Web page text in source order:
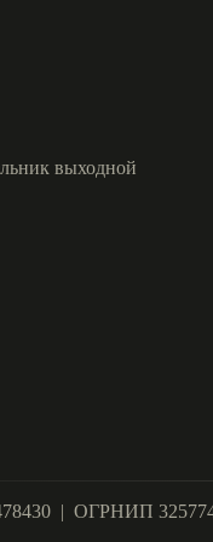
выходной
| ОГРНИП